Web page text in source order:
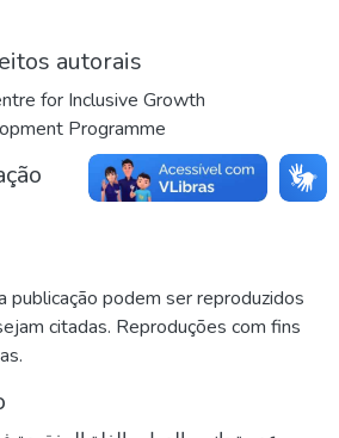
autorais
for Inclusive Growth
Programme
podem ser reproduzidos
citadas. Reproduções com fins